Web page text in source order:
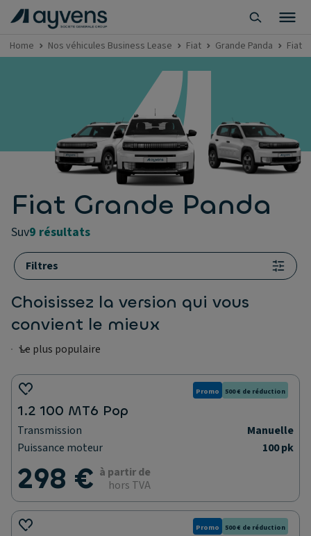
Home Nos véhicules Business Lease Fiat Grande Panda Fiat
Fiat Grande Panda
suv9 résultats
Filtres
Choisissez la version qui vous
convient le mieux
Promo 500 € de réduction
1.2 100 MT6 Pop
Transmission
Manuelle
Puissance moteur
100 pk
298 € à partir de
hors TVA
Promo 500 € de réduction